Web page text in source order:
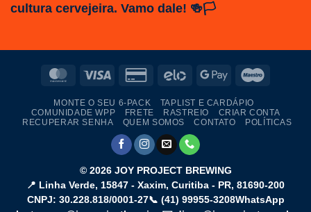
cultura cervejeira. Vamo dale! 🍻🏳️
MasterCardVisa
Credit
2
Elo
Google
MONTE O SEU 6-PACK
TAPLIST E CARDÁPIO
COMUNIDADE WPP
FRETE RASTREIO
CRIAR CONTA
RECUPERAR SENHA
QUEM SOMOS CONTATO POLÍTICAS
© 2026 JOY PROJECT BREWING
📍 Linha Verde, 15847 - Xaxim, Curitiba - PR, 81690-200
CNPJ: 30.228.818/0001-27📞 (41) 99955-3208WhatsApp